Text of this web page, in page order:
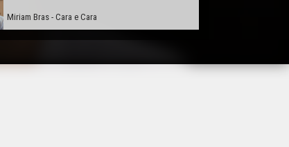
Miriam Bras - Cara e Cara
Pascal Caumont - Cara e Cara